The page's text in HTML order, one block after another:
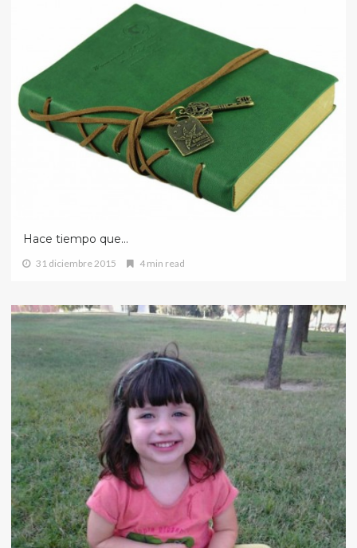
Hace tiempo que…
31 diciembre 2015 4 min read